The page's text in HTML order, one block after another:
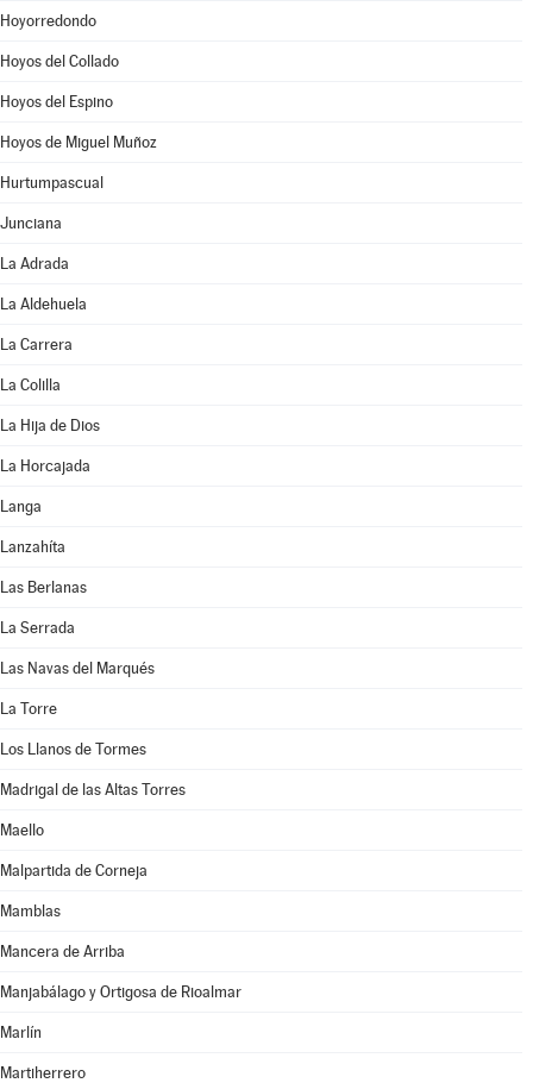
Hoyorredondo
Hoyos del Collado
Hoyos del Espino
Hoyos de Miguel Muñoz
Hurtumpascual
Junciana
La Adrada
La Aldehuela
La Carrera
La Colilla
La Hija de Dios
La Horcajada
Langa
Lanzahíta
Las Berlanas
La Serrada
Las Navas del Marqués
La Torre
Los Llanos de Tormes
Madrigal de las Altas Torres
Maello
Malpartida de Corneja
Mamblas
Mancera de Arriba
Manjabálago y Ortigosa de Rioalmar
Marlín
Martiherrero